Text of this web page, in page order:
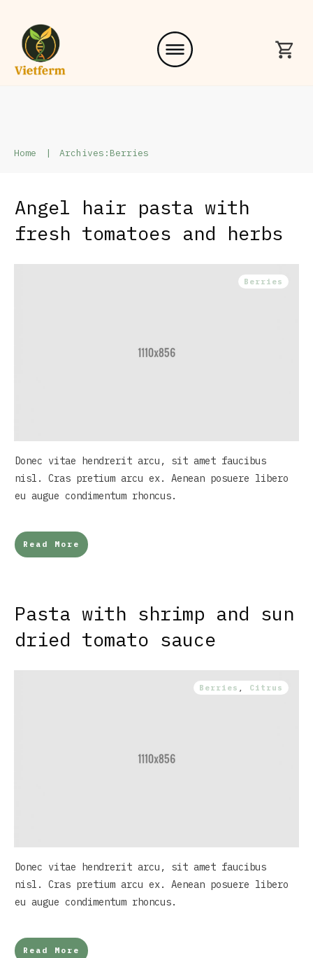
Home | Archives:Berries
Angel hair pasta with
fresh tomatoes and herbs
Berries
Donec vitae hendrerit arcu, sit amet faucibus
nisl. Cras pretium arcu ex. Aenean posuere libero
eu augue condimentum rhoncus.
Read More
Pasta with shrimp and sun
dried tomato sauce
Berries Citrus
Donec vitae hendrerit arcu, sit amet faucibus
nisl. Cras pretium arcu ex. Aenean posuere libero
eu augue condimentum rhoncus.
Read More